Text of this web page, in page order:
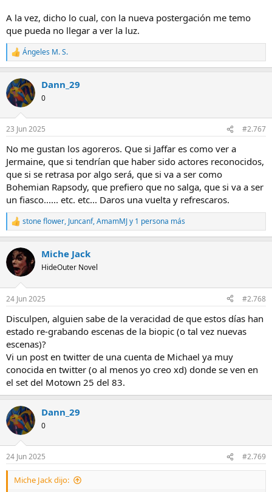
A la vez, dicho lo cual, con la nueva postergación me temo
que pueda no llegar a ver la luz.
R
e
c
c
i
e
:
Ángeles M. S.
Dann_29
0
23 Jun 2025 #2.767
No me gustan los agoreros. Que si Jaffar es como ver a
Jermaine, que si tendrían que haber sido actores reconocidos,
que si se retrasa por algo será, que si va a ser como
Bohemian Rapsody, que prefiero que no salga, que si va a ser
un fiasco...... etc. etc... Daros una vuelta y refrescaros.
R
e
c
c
i
e
:
stone flower, Juncanf,AmamMJy 1 persona más
Miche Jack
HideOuter Novel
24 Jun 2025 #2.768
Disculpen, alguien sabe de la veracidad de que estos días han
estado re-grabando escenas de la biopic (o tal vez nuevas
escenas)?
Vi un post en twitter de una cuenta de Michael ya muy
conocida en twitter (o al menos yo creo xd) donde se ven en
el set del Motown 25 del 83.
Dann_29
0
24 Jun 2025 #2.769
Miche Jack dijo: